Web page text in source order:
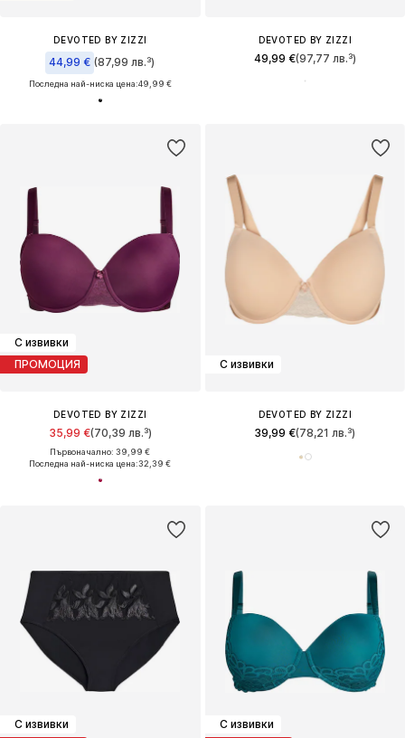
DEVOTED BY ZIZZI
44,99 € (87,99 лв.³)
Последна най-ниска цена:49,99 €
DEVOTED BY ZIZZI
49,99 €(97,77 лв.³)
С извивки
ПРОМОЦИЯ
DEVOTED BY ZIZZI
35,99 €(70,39 лв.³)
Първоначално: 39,99 €
Последна най-ниска цена:32,39 €
С извивки
DEVOTED BY ZIZZI
39,99 €(78,21 лв.³)
С извивки
С извивки